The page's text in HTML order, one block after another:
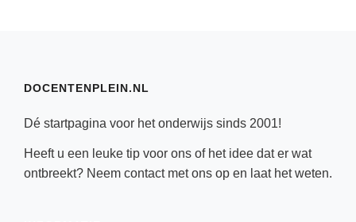
DOCENTENPLEIN.NL
Dé startpagina voor het onderwijs sinds 2001!
Heeft u een leuke tip voor ons of het idee dat er wat
ontbreekt? Neem contactmet ons op en laat het weten.